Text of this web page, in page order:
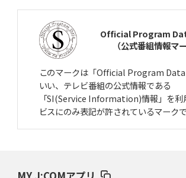
Official Program
（公式番組情報マ
このマークは「Official Program
いい、テレビ番組の公式情報である
「SI(Service Information)情報」を利
ビスにのみ表記が許されているマークで